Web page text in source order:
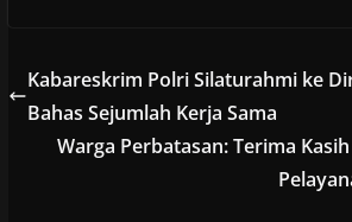
Kabareskrim Polri Silaturahmi ke
Bahas Sejumlah Kerja Sama
Warga Perbatasan: Terima